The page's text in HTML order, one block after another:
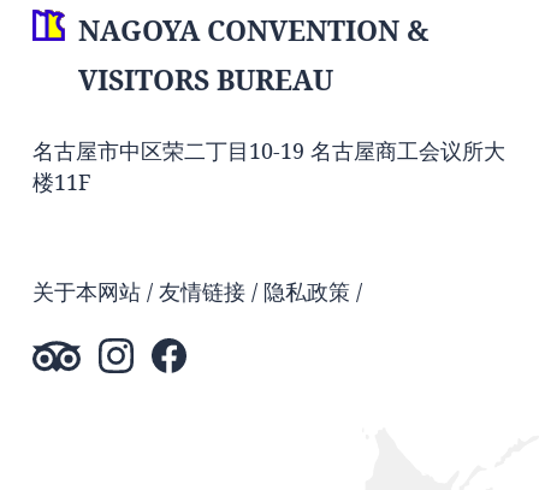
NAGOYA CONVENTION &
VISITORS BUREAU
名古屋市中区荣二丁目10-19 名古屋商工会议所大
楼11F
关于本网站 友情链接 隐私政策